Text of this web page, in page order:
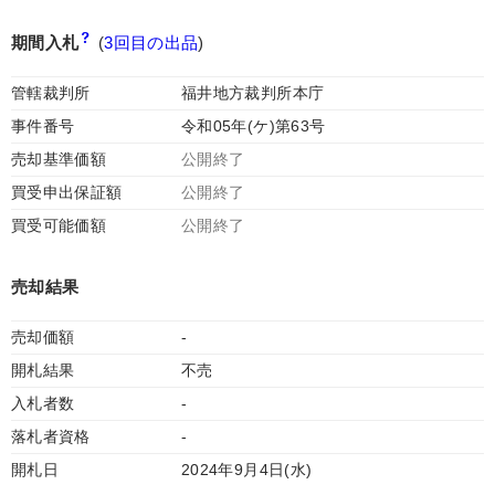
期間入札 (3回目の出品)
管轄裁判所
福井地方裁判所本庁
事件番号
令和05年(ケ)第63号
売却基準価額
公開終了
買受申出保証額
公開終了
買受可能価額
公開終了
売却結果
売却価額
-
開札結果
不売
入札者数
-
落札者資格
-
開札日
2024年9月4日(水)